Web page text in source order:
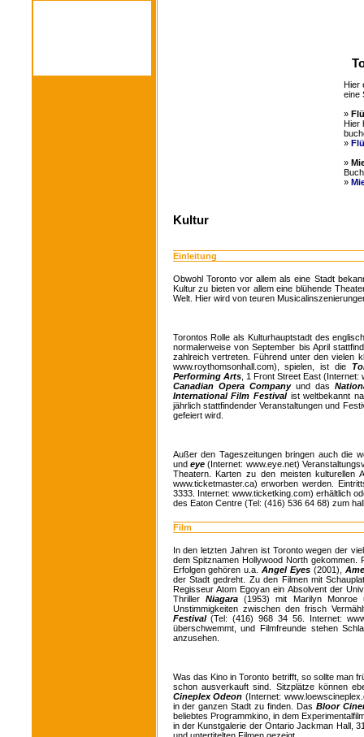
Hier
eine
»
Hier
»
»
»
Kultur
Einleitung
Obwohl Toronto vor allem als eine Stadt
Kultur zu bieten vor allem eine blühende
Welt. Hier wird von teuren
Torontos Rolle als Kulturhauptstadt des
normalerweise von September bis April
zahlreich vertreten. Führend unter den vielen
www.roythomsonhall.com), spielen, ist die
Performing Arts, 1 Front Street East (Internet:
Canadian Opera Company und das
International Film Festival ist weltbekannt
jährlich stattfindender Veranstaltungen und
gefeiert wird.
Außer den Tageszeitungen bringen auch die
und eye(Internet: www.eye.net)
Theatern. Karten zu den meisten kulturellen
www.ticketmaster.ca) erworben werden.
3333. Internet: www.ticketking.com) erhältlich
des Eaton Centre (Tel: (416) 536 64 68) zum
Film
In den letzten Jahren ist Toronto wegen der
dem Spitznamen Hollywood North
Erfolgen gehören u.a.Angel Eyes (2001),
der Stadt gedreht. Zu den Filmen mit
Regisseur Atom Egoyan ein Absolvent der
Thriller Niagara (1953) mit Marilyn Monroe
Unstimmigkeiten zwischen den frisch
Festival(Tel: (416) 968 34 56. Internet:
überschwemmt, und Filmfreunde stehen
anzusehen.
Was das Kino in Toronto betrifft, so sollte man
schon ausverkauft sind. Sitzplätze können
Cineplex Odeon (Internet:
in der ganzen Stadt zu finden. DasBloor
beliebtes Programmkino, in dem
in der Kunstgalerie der Ontario Jackman Hall,